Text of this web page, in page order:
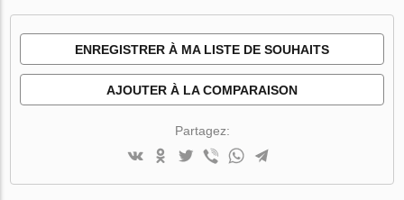
ENREGISTRER À MA LISTE DE SOUHAITS
AJOUTER À LA COMPARAISON
Partagez: